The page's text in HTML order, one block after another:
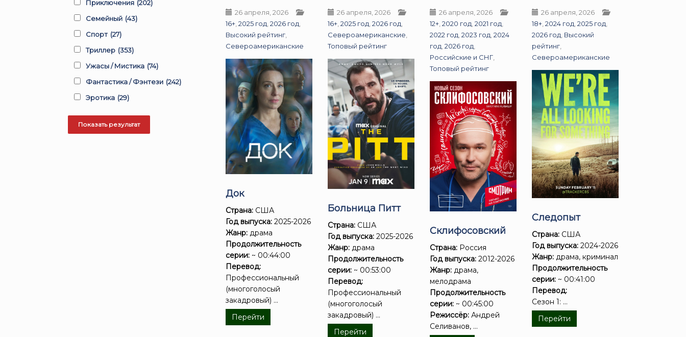
26 апреля, 2026
16+ ,2025 год ,2026 год
Высокий рейтинг
Североамериканские
Док
Страна: США
Год выпуска: 2025-2026
Жанр: драма
Продолжительность
серии: ~ 00:44:00
Перевод:
Профессиональный
(многоголосый
закадровый) ...
Перейти
26 апреля, 2026
16+ ,2025 год ,2026 год
Североамериканские
Топовый рейтинг
Больница Питт
Страна: США
Год выпуска: 2025-2026
Жанр: драма
Продолжительность
серии: ~ 00:53:00
Перевод:
Профессиональный
(многоголосый
закадровый) ...
Перейти
26 апреля, 2026
12+ ,2020 год ,2021 год
2022 год ,2023 год ,2024
год ,2026 год
Российские и СНГ
Топовый рейтинг
Склифосовский
Страна: Россия
Год выпуска: 2012-2026
Жанр: драма,
мелодрама
Продолжительность
серии: ~ 00:45:00
Режиссёр: Андрей
Селиванов, ...
26 апреля, 2026
18+ ,2024 год ,2025 год
2026 год Высокий
рейтинг
Североамериканские
Следопыт
Страна: США
Год выпуска: 2024-2026
Жанр: драма, криминал
Продолжительность
серии: ~ 00:41:00
Перевод:
Сезон 1: ...
Перейти
Приключения (202)
Семейный (43)
Спорт (27)
Триллер (353)
Ужасы / Мистика (74)
Фантастика / Фэнтези (242)
Эротика (29)